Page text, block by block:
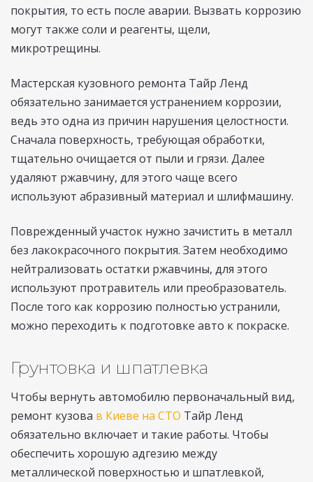
покрытия, то есть после аварии. Вызвать коррозию
могут также соли и реагенты, щели,
микротрещины.
Мастерская кузовного ремонта Тайр Ленд
обязательно занимается устранением коррозии,
ведь это одна из причин нарушения целостности.
Сначала поверхность, требующая обработки,
тщательно очищается от пыли и грязи. Далее
удаляют ржавчину, для этого чаще всего
используют абразивный материал и шлифмашину.
Поврежденный участок нужно зачистить в металл
без лакокрасочного покрытия. Затем необходимо
нейтрализовать остатки ржавчины, для этого
используют протравитель или преобразователь.
После того как коррозию полностью устранили,
можно переходить к подготовке авто к покраске.
Грунтовка и шпатлевка
Чтобы вернуть автомобилю первоначальный вид,
ремонт кузова в Киеве на СТО Тайр Ленд
обязательно включает и такие работы. Чтобы
обеспечить хорошую адгезию между
металлической поверхностью и шпатлевкой,